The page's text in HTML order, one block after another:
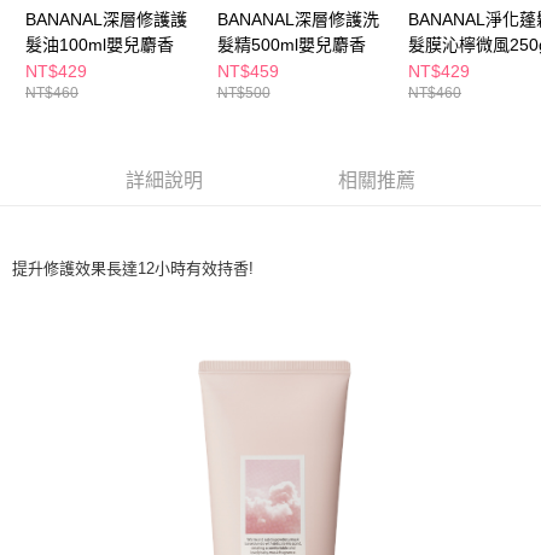
【注意事項】
１．透過由恩沛科技股份有限公司提供之「AFTEE先享後付」服務完成之交
易，需依本服務之必要範圍內提供個人資料，並將交易相關給付款項請求債
權轉讓予恩沛科技股份有限公司。
「AFTEE先享後付」，若未經同意申辦者引起之損失，本公司不負相關責
請求用戶進行身份認證。
7-11取貨付款
每筆NT$65，滿NT$490(含以上)免運費
付款後7-11取貨
付款後寶雅門市自取(由倉庫統一出貨)
BANANAL深層修護護
髮油100ml嬰兒麝香
NT$429
NT$460
BANANAL深層修護洗
髮精500ml嬰兒麝香
NT$459
NT$500
BANANAL淨化蓬
髮膜沁檸微風
NT$429
NT$460
詳細說明 相關推薦
提升修護效果長達12小時有效持香!